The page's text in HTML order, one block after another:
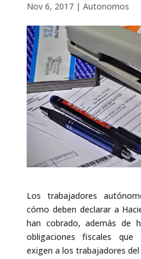
Nov 6, 2017| Autonomos
Los trabajadores
cómo deben declarar a
han cobrado, además de
obligaciones fiscales que
exigen a los trabajadores del